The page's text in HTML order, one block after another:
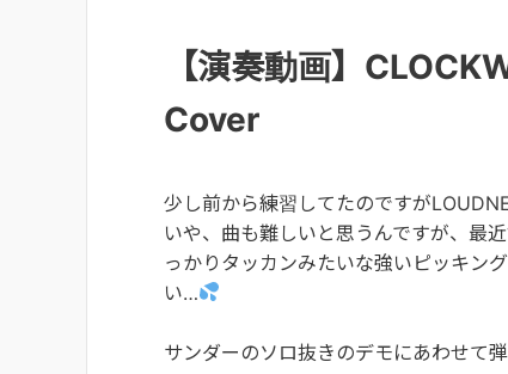
【演奏動画】
Cover
少し前から練習してたのですが
いや、曲も難しいと思うんですが、最
っかりタッカンみたいな強いピッキン
い…
サンダーのソロ抜きのデモにあわせて